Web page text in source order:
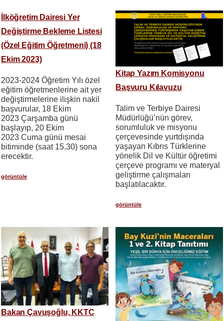
İlköğretim Dairesi Yer
Değiştirme Bekleme Listesi
(Özel Eğitim Öğretmeni) (18
Ekim 2023)
2023-2024 Öğretim Yılı özel
eğitim öğretmenlerine ait yer
değiştirmelerine ilişkin nakil
başvurular, 18 Ekim
2023 Çarşamba günü
başlayıp, 20 Ekim
2023 Cuma günü mesai
bitiminde (saat 15.30) sona
erecektir.
görüntüle
Kitap Yazım Komisyonu
Başvuru Kılavuzu
Talim ve Terbiye Dairesi
Müdürlüğü’nün görev,
sorumluluk ve misyonu
çerçevesinde yurtdışında
yaşayan Kıbrıs Türklerine
yönelik Dil ve Kültür öğretimi
çerçeve programı ve materyal
geliştirme çalışmaları
başlatılacaktır.
görüntüle
Bakan Çavuşoğlu, KKTC